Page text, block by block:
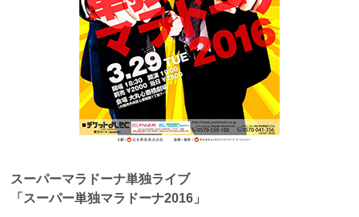
スーパーマラドーナ単独ライブ
「スーパー単独マラドーナ2016」